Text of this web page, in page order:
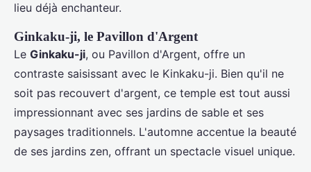
lieu déjà enchanteur.
Ginkaku-ji, le Pavillon d'Argent
Le Ginkaku-ji, ou Pavillon d'Argent, offre un
contraste saisissant avec le Kinkaku-ji. Bien qu'il ne
soit pas recouvert d'argent, ce temple est tout aussi
impressionnant avec ses jardins de sable et ses
paysages traditionnels. L'automne accentue la beauté
de ses jardins zen, offrant un spectacle visuel unique.